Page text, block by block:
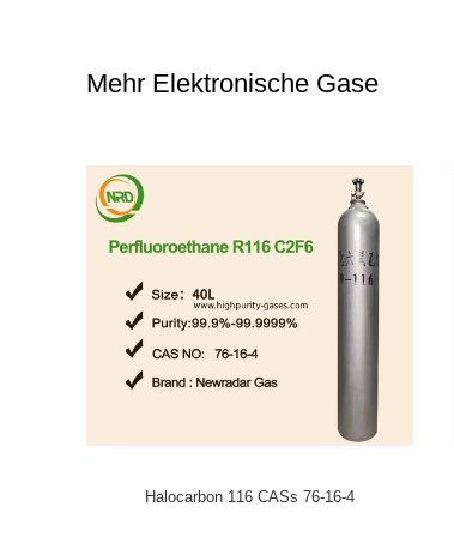
Mehr Elektronische Gase
Ar-/F2/He/Neexcimer-Laser-Gas gemischt für